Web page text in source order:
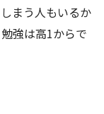
まう人もいるか
強は高1からで